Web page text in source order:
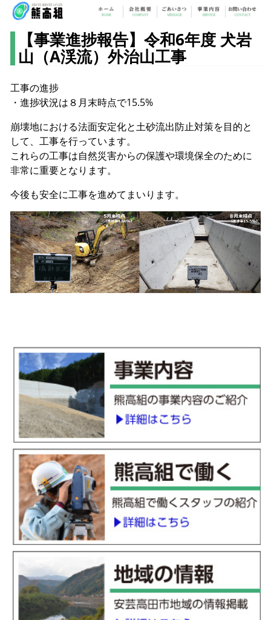
【事業進捗報告】令和6年度 犬岩
山（A渓流）外治山工事
工事の進捗
・進捗状況は８月末時点で15.5%
崩壊地における法面安定化と土砂流出防止対策を目的と
して、工事を行っています。
これらの工事は自然災害からの保護や環境保全のために
非常に重要となります。
今後も安全に工事を進めてまいります。